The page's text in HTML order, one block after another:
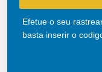
Efetue o seu
basta inserir o